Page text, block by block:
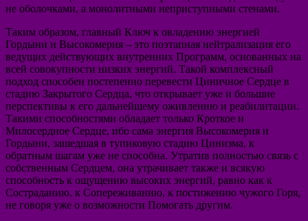
не оболочками, а монолитными неприступными стенами.
Таким образом, главный Ключ к овладению энергией
Гордыни и Высокомерия – это поэтапная нейтрализация его
ведущих действующих внутренних Программ, основанных на
всей совокупности низких энергий. Такой комплексный
подход способен постепенно перевести Циничное Сердце в
стадию Закрытого Сердца, что открывает уже и большие
перспективы к его дальнейшему оживлению и реабилитации.
Такими способностями обладает только Кроткое и
Милосердное Сердце, ибо сама энергия Высокомерия и
Гордыни, зашедшая в тупиковую стадию Цинизма, к
обратным шагам уже не способна. Утратив полностью связь с
собственным Сердцем, она утрачивает также и всякую
способность к ощущению высоких энергий, равно как к
Состраданию, к Сопереживанию, к постижению чужого Горя,
не говоря уже о возможности Помогать другим.